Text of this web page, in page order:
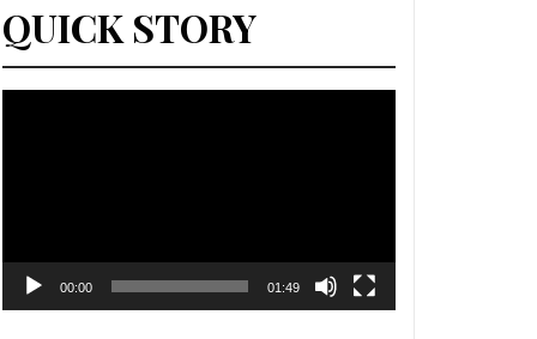
QUICK STORY
00:00 01:49